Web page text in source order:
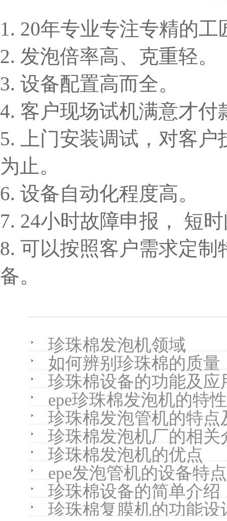
1. 20年专业专注专精的工
2. 发泡倍率高、克重轻。
3. 设备配置高而全。
4. 客户现场试机满意才付
5. 上门安装调试，对客
为止。
6. 设备自动化程度高。
7. 24小时故障申报， 短
8. 可以按照客户需求定制
备。
珍珠棉发泡机领域
如何辨别珍珠棉的质量
珍珠棉设备的功能及应
epe珍珠棉发泡机的特性
珍珠棉发泡管机的特点
珍珠棉发泡机厂的相关
珍珠棉发泡机的优点
epe发泡管机的设备特点
珍珠棉设备的简单介绍
珍珠棉复膜机的功能设